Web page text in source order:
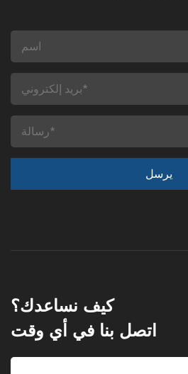
كيف نساعدك؟
اتصل بنا في أي وقت